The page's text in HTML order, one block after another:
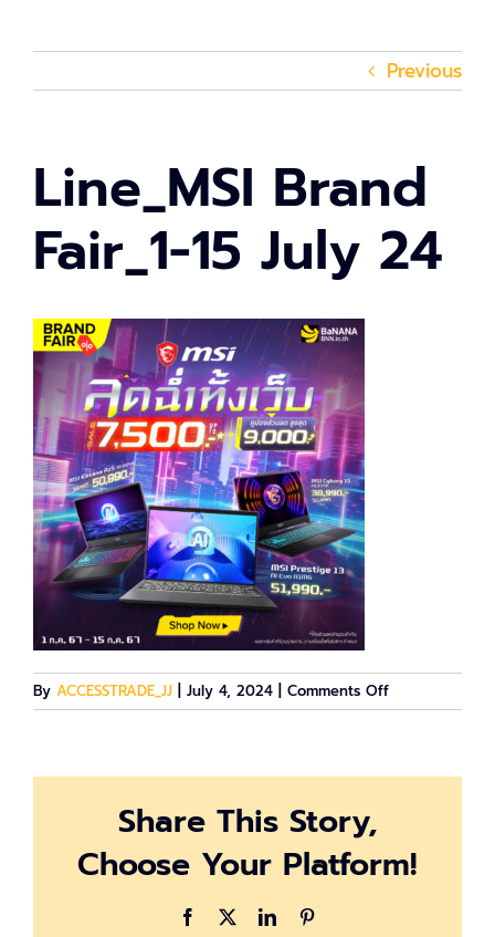
Previous
Line_MSI Brand
Fair_1-15 July 24
By ACCESSTRADE_JJ July 4, 2024 Comments Offon
Line_MSI
Share This Story,
Choose Your Platform!
Facebook LinkedIn